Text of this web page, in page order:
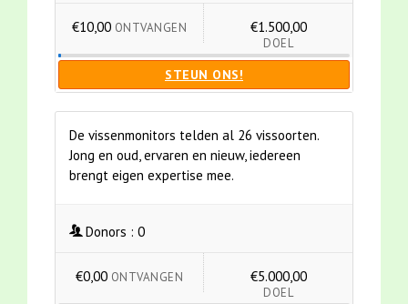
€10,00 ONTVANGEN €1.500,00
DOEL
STEUN ONS!
De vissenmonitors telden al 26 vissoorten.
Jong en oud, ervaren en nieuw, iedereen
brengt eigen expertise mee.
Donors : 0
€0,00 ONTVANGEN €5.000,00
DOEL